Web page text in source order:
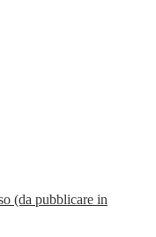
(da pubblicare in